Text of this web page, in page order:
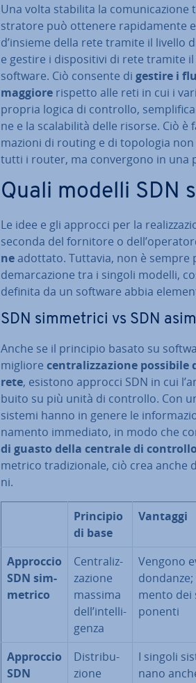
Una volta stabilita la
stra­to­re può ottenere ra­pi­da­men­te
d’insieme della rete tramite il livello
e gestire i di­spo­si­ti­vi di rete tramite
software. Ciò consente di gestire i
maggiore rispetto alle reti in cui i
propria logica di controllo,
ne e la sca­la­bi­li­tà delle risorse. Ciò
ma­zio­ni di routing e di topologia
tutti i router, ma con­ver­go­no in una
Quali modelli SDN
Le idee e gli approcci per la
seconda del fornitore o
neadottato. Tuttavia, non è sempre
de­mar­ca­zio­ne tra i singoli modelli,
definita da un software abbia
SDN sim­me­tri­ci vs SDN
Anche se il principio basato su
migliore cen­tra­liz­za­zio­ne possibile
rete, esistono approcci SDN in cui
bui­to su più unità di controllo. Con
sistemi hanno in genere le
na­men­to immediato, in modo che
di guasto della centrale di controllo
me­tri­co tra­di­zio­na­le, ciò crea
ni.
Principio
di base
Vantaggi
Approccio
SDN sim­
me­tri­co
Cen­tra­liz­
za­zio­ne
massima
dell’in­tel­li­
gen­za
Vengono
men­to
po­nen­ti
Approccio
SDN
Di­stri­bu­
zio­ne
I singoli
na­no